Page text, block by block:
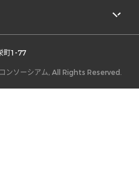
町1-77
ソーシアム, All Rights Reserved.